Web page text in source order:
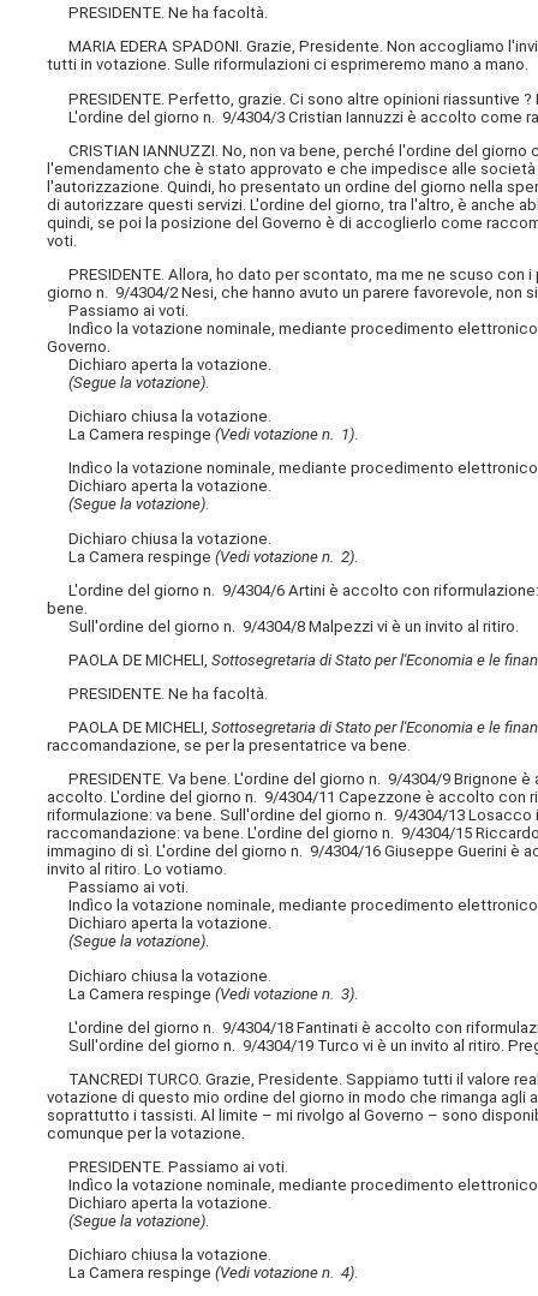
PRESIDENTE. Ne ha facoltà.
MARIA EDERA SPADONI. Grazie, Presidente. Non accogliamo
tutti in votazione. Sulle riformulazioni ci esprimeremo mano a mano.
PRESIDENTE. Perfetto, grazie. Ci sono altre opinioni riassuntive ?
L'ordine del giorno n. 9/4304/3 Cristian Iannuzzi è accolto come
CRISTIAN IANNUZZI. No, non va bene, perché l'ordine del
l'emendamento che è stato approvato e che impedisce alle
l'autorizzazione. Quindi, ho presentatoun ordine del giorno nella
di autorizzare questi servizi. L'ordine del giorno, tra l'altro, è anche
quindi, se poi la posizione del Governo è di accoglierlo come
voti.
PRESIDENTE. Allora, ho dato per scontato, ma me ne scuso
giorno n. 9/4304/2 Nesi, che hanno avuto un parere favorevole,
Passiamo ai voti.
Indìco la votazione nominale, mediante procedimento
Governo.
Dichiaro aperta la votazione.
(Segue la votazione)
Dichiaro chiusa la votazione.
La Camera respinge(Vedi votazione n. 1).
Indìco la votazione nominale, mediante procedimento
Dichiaro aperta la votazione.
(Segue la votazione).
Dichiaro chiusa la votazione.
La Camera respinge(Vedi votazione n. 2)
L'ordine del giorno n. 9/4304/6 Artini è accolto con
bene.
Sull'ordine del giorno n. 9/4304/8 Malpezzi vi è un invito al ritiro.
PAOLA DE MICHELI,Sottosegretaria di Stato per l'Economia e le
PRESIDENTE. Ne ha facoltà.
PAOLA DE MICHELI, Sottosegretaria di Stato per l'Economia e le
raccomandazione, se per la presentatrice va bene.
PRESIDENTE. Va bene. L'ordine del giorno n. 9/4304/9 Brignone
accolto. L'ordine del giorno n. 9/4304/11 Capezzone è accolto con
riformulazione: va bene. Sull'ordine del giorno n. 9/4304/13
raccomandazione: va bene. L'ordine del giorno n. 9/4304/15
immagino di sì. L'ordine del giorno n. 9/4304/16 Giuseppe Guerini è
invito al ritiro. Lo votiamo.
Passiamo ai voti.
Indìco la votazione nominale, mediante procedimento
Dichiaro aperta la votazione.
(Segue la votazione).
Dichiaro chiusa la votazione.
La Camera respinge(Vedi votazione n. 3)
L'ordine del giorno n. 9/4304/18 Fantinati è accolto con
Sull'ordine del giorno n. 9/4304/19 Turco vi è un invito al ritiro.
TANCREDI TURCO. Grazie, Presidente. Sappiamo tutti il valore
votazione di questo mio ordine del giorno in modo cherimanga agli
soprattutto i tassisti. Al limite – mi rivolgo al Governo – sono
comunque per la votazione.
PRESIDENTE. Passiamo ai voti.
Indìco la votazione nominale, mediante procedimento
Dichiaro aperta la votazione.
(Segue la votazione).
Dichiaro chiusa la votazione.
La Camera respinge(Vedi votazione n. 4).